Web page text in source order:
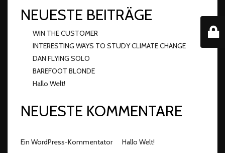
NEUESTE BEITRÄGE
WIN THE CUSTOMER
INTERESTING WAYS TO STUDY CLIMATE CHANGE
DAN FLYING SOLO
BAREFOOT BLONDE
Hallo Welt!
NEUESTE KOMMENTARE
Ein WordPress-Kommentatorzu Hallo Welt!